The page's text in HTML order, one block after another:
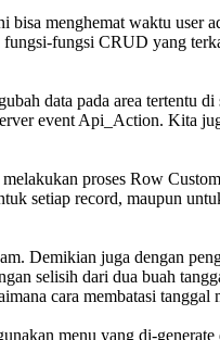
menghemat waktu user
fungsi CRUD yang
data pada area tertentu di
event Api_Action. Kita
proses Row
setiap record, maupun
Demikian juga dengan
selisih dari dua buah
cara membatasi
menu yang di-